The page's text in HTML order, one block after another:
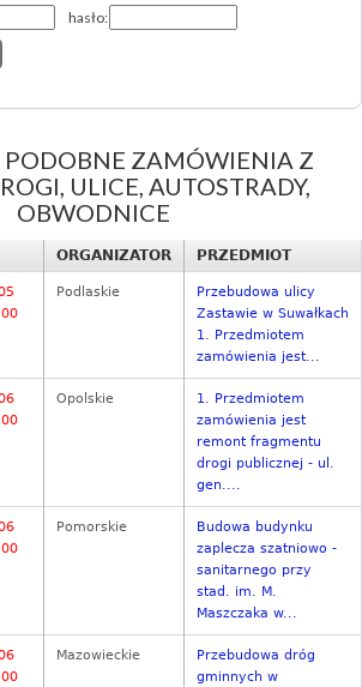
hasło:
PODOBNE ZAMÓWIENIA Z
ULICE, AUTOSTRADY,
OBWODNICE
ORGANIZATOR PRZEDMIOT
Podlaskie
Przebudowa ulicy
Zastawie w Suwałkach
1. Przedmiotem
zamówienia jest...
Opolskie
1. Przedmiotem
zamówienia jest
remont fragmentu
drogi publicznej - ul.
gen....
Pomorskie
Budowa budynku
zaplecza szatniowo -
sanitarnego przy
stad. im. M.
Maszczaka w...
Mazowieckie
Przebudowa dróg
gminnych w